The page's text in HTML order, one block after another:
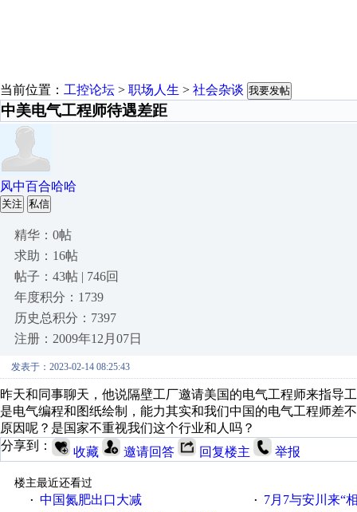
当前位置： 工控论坛 > 职场人生 > 社会杂谈 我要发帖
中美电气工程师待遇差距
风中百合哈哈
关注 私信
精华：0帖
求助：16帖
帖子：43帖 | 746回
年度积分：1739
历史总积分：7397
注册：2009年12月07日
发表于：2023-02-14 08:25:43
昨天和同事聊天，他说隔壁工厂邀请美国的电气工程师来指导
是电气编程和图纸绘制，能力其实和我们中国的电气工程师差
原因呢？是国家不重视我们这个行业和人吗？
分享到：
收藏 邀请回答 回复楼主 举报
楼主最近还看过
· 中国氮肥出口大减 · 7月7与安川来“